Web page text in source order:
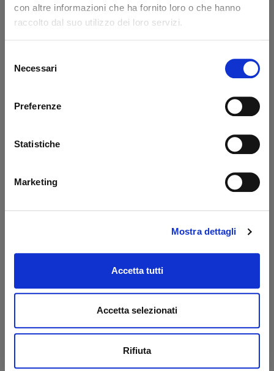
con altre informazioni che ha fornito loro o che hanno
raccolto dal suo utilizzo dei loro servizi.
delNecessari
Preferenze
Statistiche
Marketing
Mostra dettagli
Accetta tutti
Accetta selezionati
Rifiuta
Code: 14217L Code: 14218L
€ 189,05+VAT
To order
Buy
Oil tank PBS Palfinger
€ 288,00+VAT
Buy